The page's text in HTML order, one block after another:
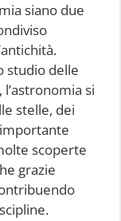
siano due
studio delle
si
stelle, dei
scoperte
grazie